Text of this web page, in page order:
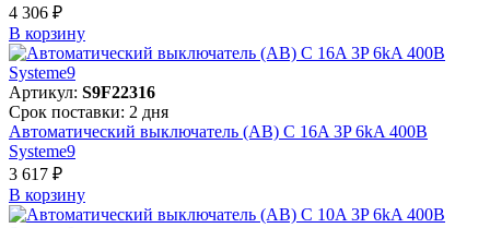
4 306 ₽
В корзинy
Артикул: S9F22316
Срок поставки: 2 дня
Автоматический выключатель (АВ) C 16A 3P 6kA 400В
Systeme9
3 617 ₽
В корзинy